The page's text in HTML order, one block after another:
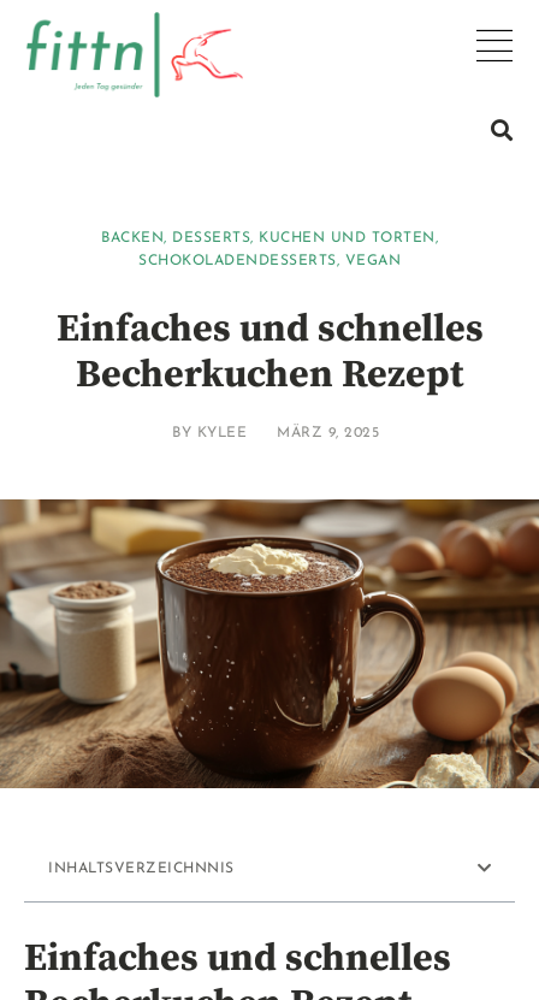
BACKEN, DESSERTS, KUCHEN UND TORTEN,
SCHOKOLADENDESSERTS, VEGAN
Einfaches und schnelles
Becherkuchen Rezept
BY KYLEE MÄRZ 9, 2025
INHALTSVERZEICHNNIS
Einfaches und schnelles